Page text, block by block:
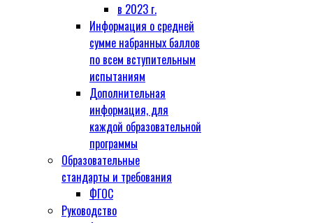
в 2023 г.
Информация о средней
сумме набранных баллов
по всем вступительным
испытаниям
Дополнительная
информация, для
каждой образовательной
программы
Образовательные
стандарты и требования
ФГОС
Руководство